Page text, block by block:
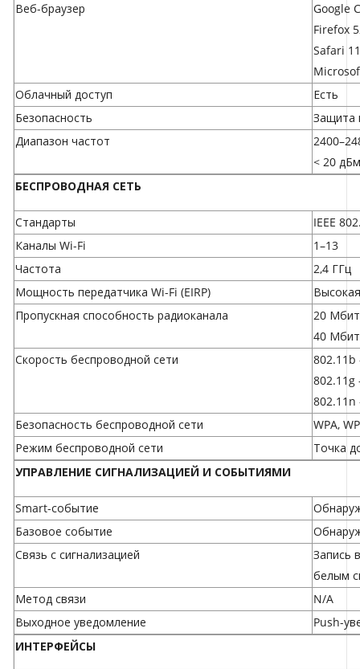
Веб-браузер
Google
Firefox
Safari
Облачный доступ
Есть
Безопасность
Защита
Диапазон частот
< 20
БЕСПРОВОДНАЯ СЕТЬ
Стандарты
IEEE
Каналы Wi-Fi
1–13
Частота
2,4 ГГц
Мощность передатчика Wi-Fi (EIRP)
Высокая
Пропускная способность радиоканала
20
40
Скорость беспроводной сети
Безопасность беспроводной сети
WPA,
Режим беспроводной сети
Точка
УПРАВЛЕНИЕ СИГНАЛИЗАЦИЕЙ И СОБЫТИЯМИ
Smart-событие
Базовое событие
Связь с сигнализацией
Запись
белым
Метод связи
N/A
Выходное уведомление
Push-
ИНТЕРФЕЙСЫ